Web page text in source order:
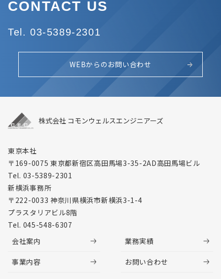
CONTACT US
Tel. 03-5389-2301
WEBからのお問い合わせ
株式会社 コモンウェルスエンジニアーズ
東京本社
〒169-0075 東京都新宿区高田馬場3-35-2AD高田馬場ビル
Tel. 03-5389-2301
新横浜事務所
〒222-0033 神奈川県横浜市新横浜3-1-4
プラスタリアビル8階
Tel. 045-548-6307
会社案内
事業内容
業務実績
お問い合わせ